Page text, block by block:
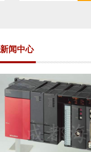
新闻中心